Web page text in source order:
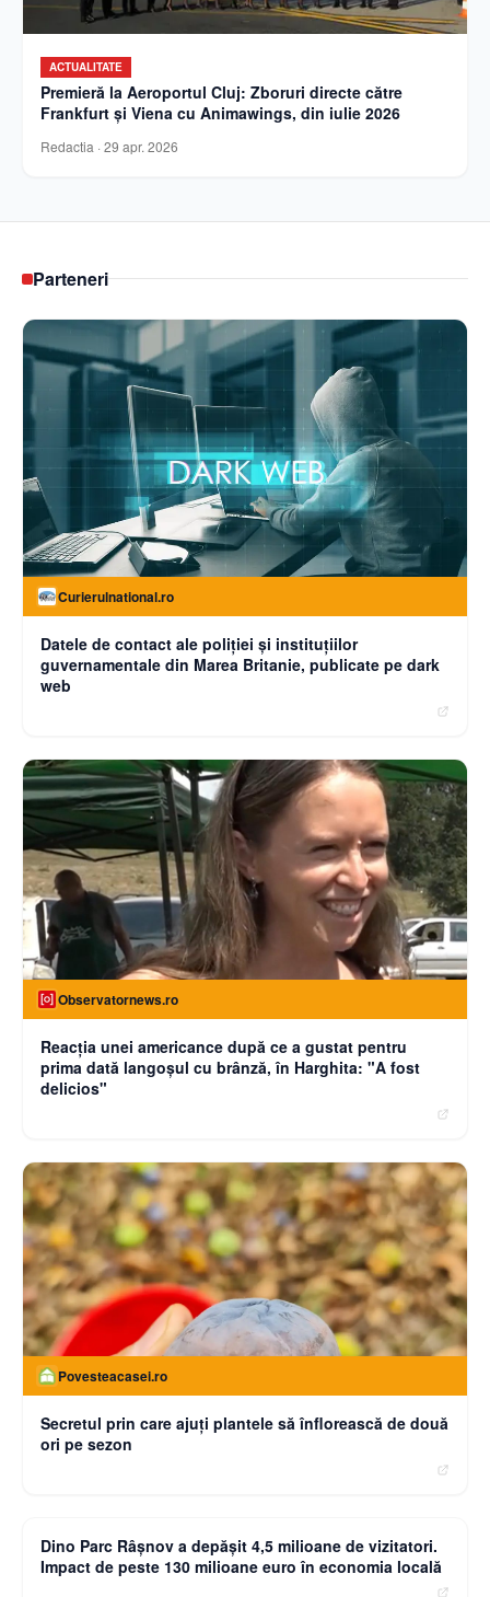
ACTUALITATE
Premieră la Aeroportul Cluj: Zboruri directe către
Frankfurt și Viena cu Animawings, din iulie 2026
Redactia · 29 apr. 2026
Parteneri
Curierulnational.ro
Datele de contact ale poliției și instituțiilor
guvernamentale din Marea Britanie, publicate pe dark
web
Observatornews.ro
Reacţia unei americance după ce a gustat pentru
prima dată langoşul cu brânză, în Harghita: "A fost
delicios"
Povesteacasei.ro
Secretul prin care ajuți plantele să înflorească de două
ori pe sezon
Dino Parc Râșnov a depășit 4,5 milioane de vizitatori.
Impact de peste 130 milioane euro în economia locală